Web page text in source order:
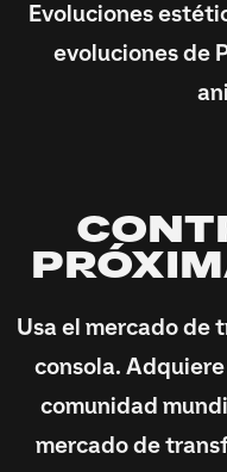
Evoluciones
evoluciones de
Usa el mercado de
consola.
comunidad
mercado de